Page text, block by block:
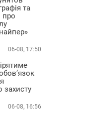
та
про
06-08, 17:50
захисту
06-08, 16:56